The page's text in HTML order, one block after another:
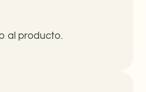
al producto.